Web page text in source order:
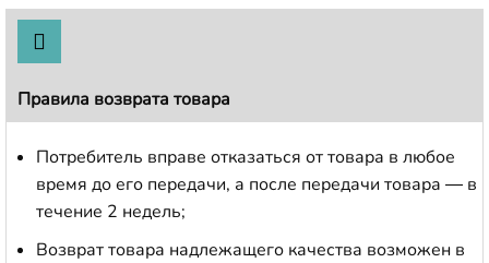
Правила возврата товара
Потребитель вправе отказаться от товара в любое
время до его передачи, а после передачи товара — в
течение 2 недель;
Возврат товара надлежащего качества возможен в